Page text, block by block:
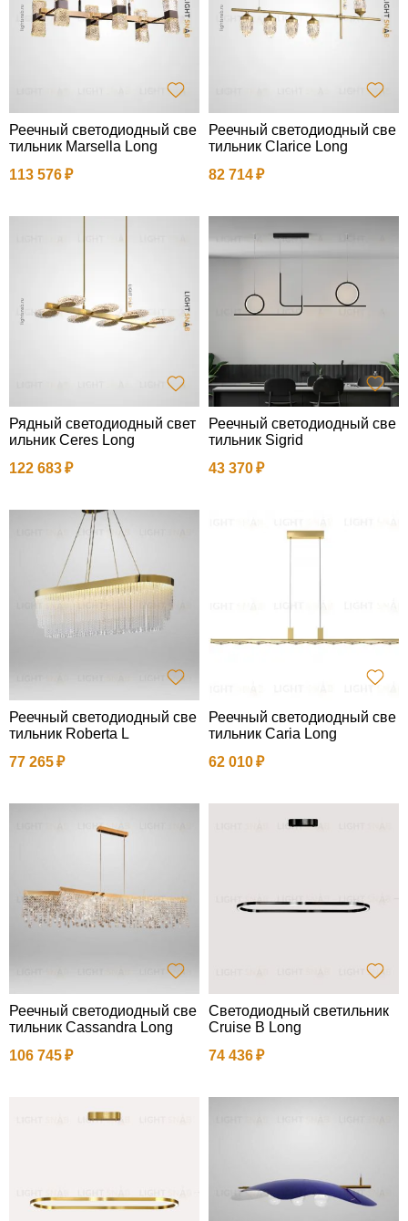
Реечный светодиодный све
тильник Marsella Long
113 576
Реечный светодиодный све
тильник Clarice Long
82 714
Рядный светодиодный свет
ильник Ceres Long
122 683
Реечный светодиодный све
тильник Sigrid
43 370
Реечный светодиодный све
тильник Roberta L
77 265
Реечный светодиодный све
тильник Caria Long
62 010
Реечный светодиодный све
тильник Cassandra Long
106 745
Светодиодный светильник
Cruise B Long
74 436